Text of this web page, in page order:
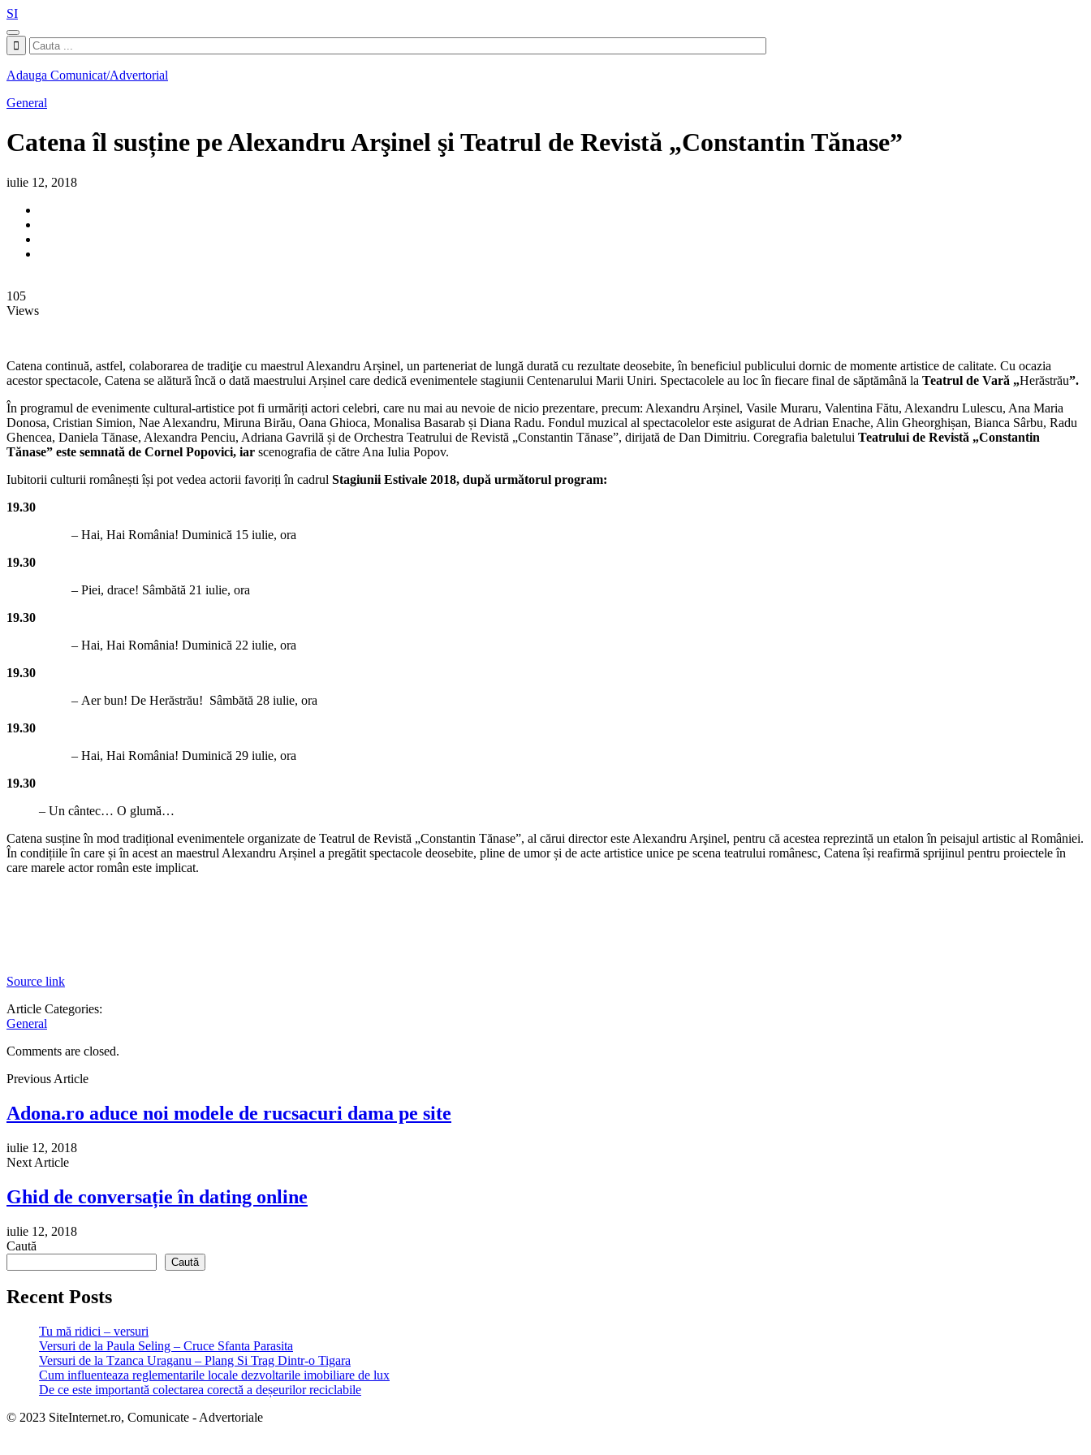
SI
Adauga Comunicat/Advertorial
General
Catena îl susține pe Alexandru Arşinel şi Teatrul de Revistă „Constantin Tănase”
iulie 12, 2018
105
Views
Catena continuă, astfel, colaborarea de tradiţie cu maestrul Alexandru Arșinel, un parteneriat de lungă durată cu rezultate deosebite, în beneficiul publicului dornic de momente artistice de calitate. Cu ocazia
acestor spectacole, Catena se alătură încă o dată maestrului Arșinel care dedică evenimentele stagiunii Centenarului Marii Uniri. Spectacolele au loc în fiecare final de săptămână la Teatrul de Vară „Herăstrău”.
În programul de evenimente cultural-artistice pot fi urmăriți actori celebri, care nu mai au nevoie de nicio prezentare, precum: Alexandru Arșinel, Vasile Muraru, Valentina Fătu, Alexandru Lulescu, Ana Maria
Donosa, Cristian Simion, Nae Alexandru, Miruna Birău, Oana Ghioca, Monalisa Basarab și Diana Radu. Fondul muzical al spectacolelor este asigurat de Adrian Enache, Alin Gheorghișan, Bianca Sârbu, Radu
Ghencea, Daniela Tănase, Alexandra Penciu, Adriana Gavrilă și de Orchestra Teatrului de Revistă „Constantin Tănase”, dirijată de Dan Dimitriu. Coregrafia baletului Teatrului de Revistă „Constantin
Tănase” este semnată de Cornel Popovici, iar scenografia de către Ana Iulia Popov.
Iubitorii culturii românești își pot vedea actorii favoriți în cadrul Stagiunii Estivale 2018, după următorul program:
19.30
– Hai, Hai România! Duminică 15 iulie, ora
19.30
– Piei, drace! Sâmbătă 21 iulie, ora
19.30
– Hai, Hai România! Duminică 22 iulie, ora
19.30
– Aer bun! De Herăstrău! Sâmbătă 28 iulie, ora
19.30
– Hai, Hai România! Duminică 29 iulie, ora
19.30
– Un cântec… O glumă…
Catena susține în mod tradițional evenimentele organizate de Teatrul de Revistă „Constantin Tănase”, al cărui director este Alexandru Arşinel, pentru că acestea reprezintă un etalon în peisajul artistic al României.
În condițiile în care și în acest an maestrul Alexandru Arșinel a pregătit spectacole deosebite, pline de umor și de acte artistice unice pe scena teatrului românesc, Catena își reafirmă sprijinul pentru proiectele în
care marele actor român este implicat.
Source link
Article Categories:
General
Comments are closed.
Previous Article
Adona.ro aduce noi modele de rucsacuri dama pe site
iulie 12, 2018
Next Article
Ghid de conversație în dating online
iulie 12, 2018
Caută
Caută
Recent Posts
Tu mă ridici – versuri
Versuri de la Paula Seling – Cruce Sfanta Parasita
Versuri de la Tzanca Uraganu – Plang Si Trag Dintr-o Tigara
Cum influenteaza reglementarile locale dezvoltarile imobiliare de lux
De ce este importantă colectarea corectă a deșeurilor reciclabile
© 2023 SiteInternet.ro, Comunicate - Advertoriale